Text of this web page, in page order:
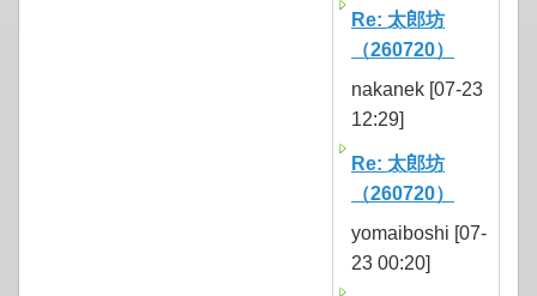
Re: 太郎坊
（260720）
nakanek [07-23
12:29]
Re: 太郎坊
（260720）
yomaiboshi [07-
23 00:20]